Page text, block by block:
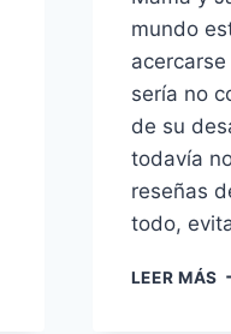
mundo
sería no
de su
todavía
reseñas
todo,
LEER MÁS